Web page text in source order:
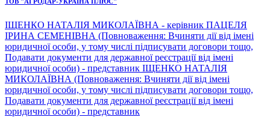
ІЩЕНКО НАТАЛІЯ МИКОЛАЇВНА - керівник ПАЦЕЛЯ
ІРИНА СЕМЕНІВНА (Повноваження: Вчиняти дії від імені
юридичної особи, у тому числі підписувати договори тощо,
Подавати документи для державної реєстрації від імені
юридичної особи) - представник ІЩЕНКО НАТАЛІЯ
МИКОЛАЇВНА (Повноваження: Вчиняти дії від імені
юридичної особи, у тому числі підписувати договори тощо,
Подавати документи для державної реєстрації від імені
юридичної особи) - представник